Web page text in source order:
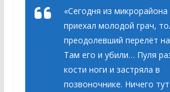
«Сегодня из
приехал молодой грач,
преодолевший перелёт
Там его и убили… Пуля
кости ноги и застряла в
позвоночнике. Ничего